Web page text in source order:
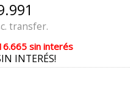
NEGRO
transfer.
sin interés
INTERÉS!